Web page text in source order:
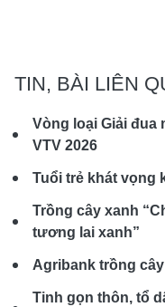
TIN, BÀI LIÊN
Vòng loại Giải đua
VTV 2026
Tuổi trẻ khát vọng
Trồng cây xanh
tương lai xanh”
Agribank trồng
Tinh gọn thôn, tổ